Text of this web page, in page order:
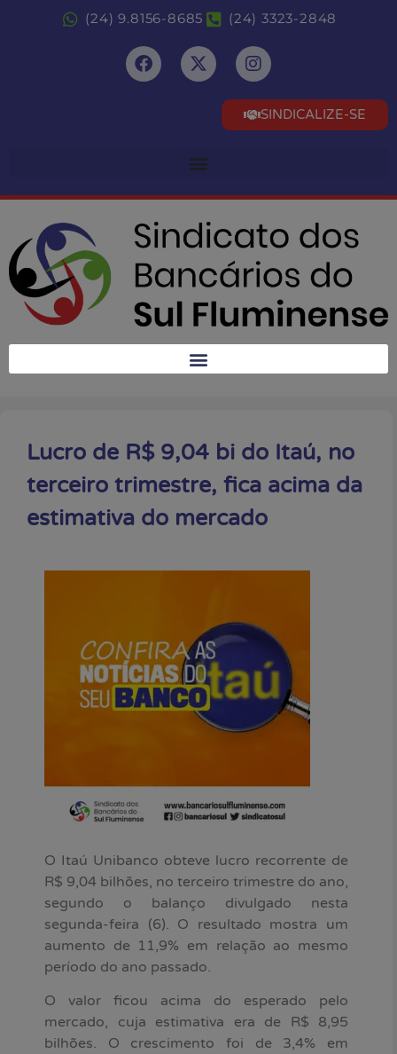
(24) 9.8156-8685 (24) 3323-2848
SINDICALIZE-SE
Lucro de R$ 9,04 bi do Itaú, no
terceiro trimestre, fica acima da
estimativa do mercado
O Itaú Unibanco obteve lucro recorrente de
R$ 9,04 bilhões, no terceiro trimestre do ano,
segundo o balanço divulgado nesta
segunda-feira (6). O resultado mostra um
aumento de 11,9% em relação ao mesmo
período do ano passado.
O valor ficou acima do esperado pelo
mercado, cuja estimativa era de R$ 8,95
bilhões. O crescimento foi de 3,4% em